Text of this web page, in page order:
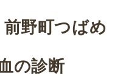
前野町つばめ
の診断